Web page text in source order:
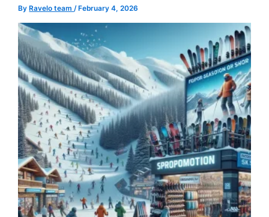
ByRavelo team/February 4, 2026